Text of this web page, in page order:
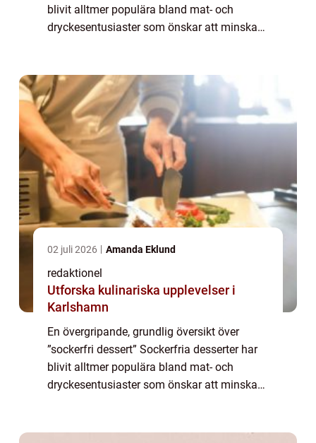
blivit alltmer populära bland mat- och
dryckesentusiaster som önskar att minska
02 juli 2026 Amanda Eklund
redaktionel
Utforska kulinariska upplevelser i
Karlshamn
En övergripande, grundlig översikt över
”sockerfri dessert” Sockerfria desserter har
blivit alltmer populära bland mat- och
dryckesentusiaster som önskar att minska